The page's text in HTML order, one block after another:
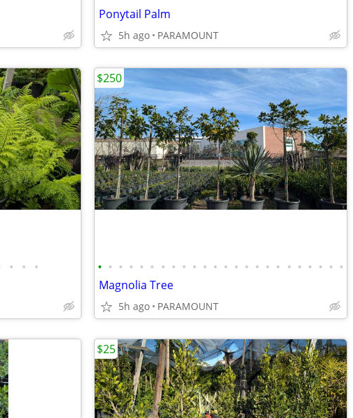
Ponytail Palm
5h ago PARAMOUNT
• • • • • • • • • • • • • • • • • • • • • • • • • • •
Magnolia Tree
5h ago PARAMOUNT
$250
$25